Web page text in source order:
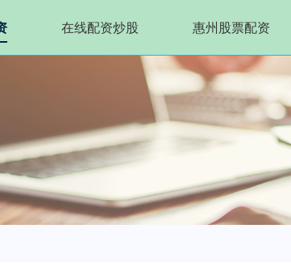
在线配资炒股 惠州股票配资